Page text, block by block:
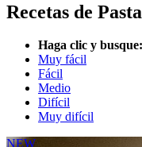
Recetas de
Haga clic y busque:
Muy fácil
Fácil
Medio
Difícil
Muy difícil
NEW